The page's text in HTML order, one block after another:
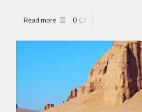
0
Read more